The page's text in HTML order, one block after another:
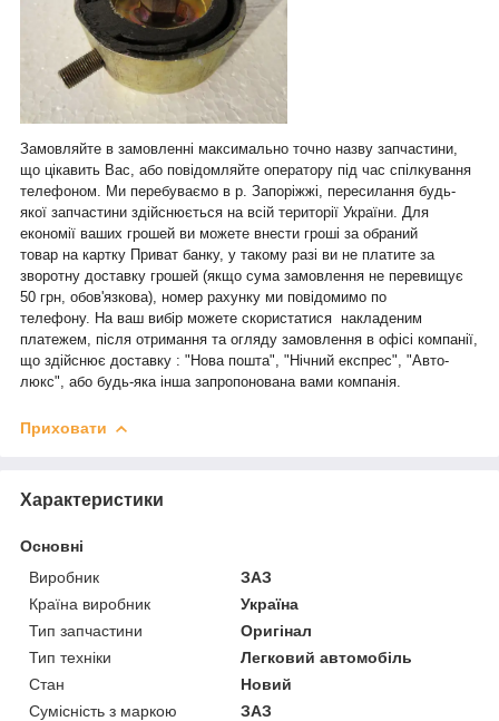
Замовляйте в замовленні максимально точно назву запчастини,
що цікавить Вас, або повідомляйте оператору під час спілкування
телефоном. Ми перебуваємо в р. Запоріжжі, пересилання будь-
якої запчастини здійснюється на всій території України. Для
економії ваших грошей ви можете внести гроші за обраний
товар на картку Приват банку, у такому разі ви не платите за
зворотну доставку грошей (якщо сума замовлення не перевищує
50 грн, обов'язкова), номер рахунку ми повідомимо по
телефону. На ваш вибір можете скористатися накладеним
платежем, після отримання та огляду замовлення в офісі компанії,
що здійснює доставку : "Нова пошта", "Нічний експрес", "Авто-
люкс", або будь-яка інша запропонована вами компанія.
Приховати
Характеристики
Основні
Виробник
ЗАЗ
Країна виробник
Україна
Тип запчастини
Оригінал
Тип техніки
Легковий автомобіль
Стан
Новий
Сумісність з маркою
ЗАЗ